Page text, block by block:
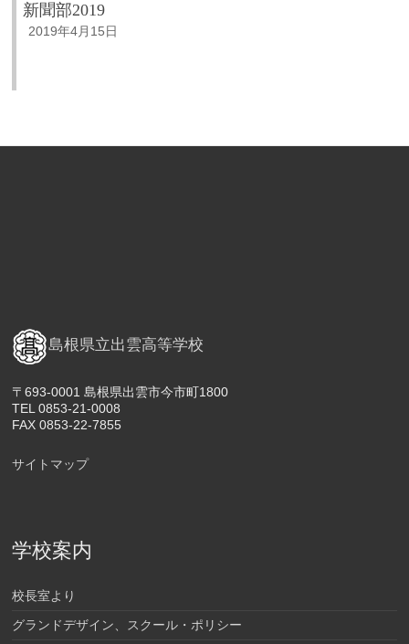
新聞部2019
2019年4月15日
島根県立出雲高等学校
〒693-0001 島根県出雲市今市町1800
TEL 0853-21-0008
FAX 0853-22-7855
サイトマップ
学校案内
校長室より
グランドデザイン、スクール・ポリシー